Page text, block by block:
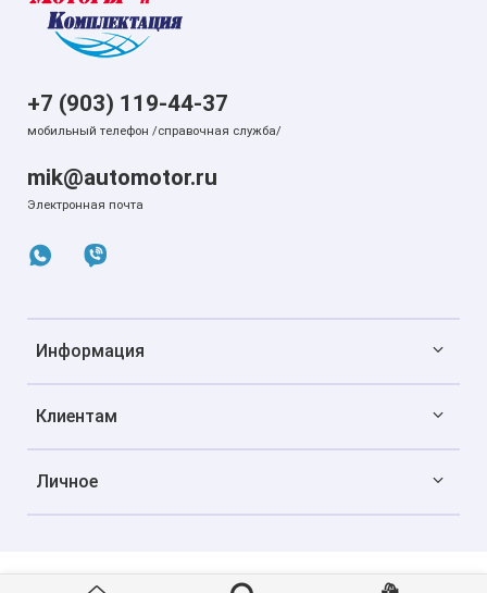
Информация
Клиентам
Личное
+7 (903) 119-44-37
мобильный телефон /справочная служба/
mik@automotor.ru
Электронная почта